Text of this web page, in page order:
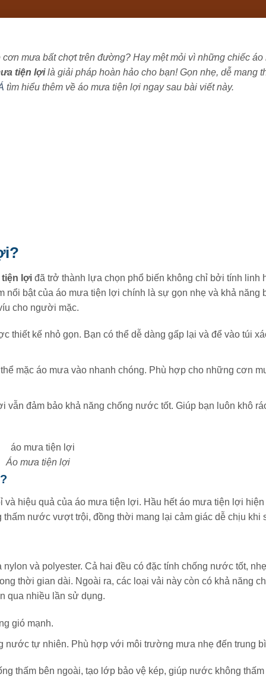
mưa bất chợt trên đường? Hay mệt mỏi vì những chiếc áo
tiện lợilà giải pháp hoàn hảo cho bạn! Gọn nhẹ, dễ mang
tìm hiểu thêm về áo mưa tiện lợi ngay sau bài viết này.
tiện lợi đã trở thành lựa chọn phổ biến không chỉ bởi tính linh
nổi bật của áo mưa tiện lợi chính là sự gọn nhẹ và khả năng
cho người mặc.
thiết kế nhỏ gọn. Bạn có thể dễ dàng gấp lại và để vào túi
mặc áo mưa vào nhanh chóng. Phù hợp cho những cơn
vẫn đảm bảo khả năng chống nước tốt. Giúp bạn luôn khô
Áo mưa tiện lợi
hiệu quả của áo mưa tiện lợi. Hầu hết áo mưa tiện lợi hiện
nước vượt trội, đồng thời mang lại cảm giác dễ chịu khi
và polyester. Cả hai đều có đặc tính chống nước tốt,
thời gian dài. Ngoài ra, các loại vải này còn có khả năng
qua nhiều lần sử dụng.
gió mạnh.
nước tự nhiên. Phù hợp với môi trường mưa nhẹ đến trung
thấm bên ngoài, tạo lớp bảo vệ kép, giúp nước không thấm